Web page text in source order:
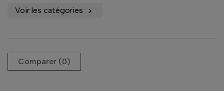
Voir les catégories 
Comparer (0)‎